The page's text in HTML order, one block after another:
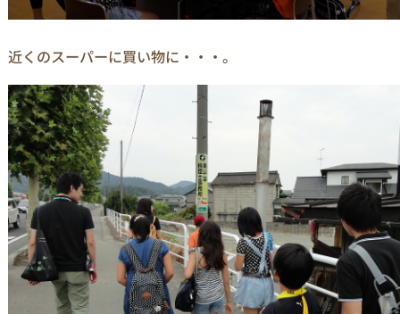
近くのスーパーに買い物に・・・。